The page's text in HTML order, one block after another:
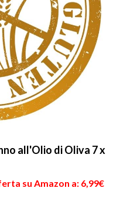
all'Olio di Oliva 7 x
su Amazon a: 6,99€